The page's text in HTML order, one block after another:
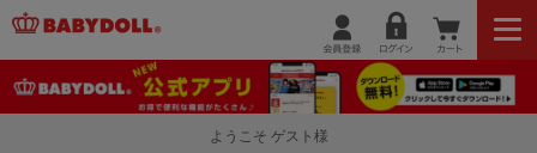
ようこそ ゲスト様